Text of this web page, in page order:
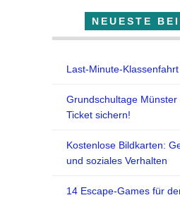
NEUESTE
Last-Minute-
Grundschultage Münster
Ticket sichern!
Kostenlose Bildkarten:
und soziales Verhalten
14 Escape-Games für